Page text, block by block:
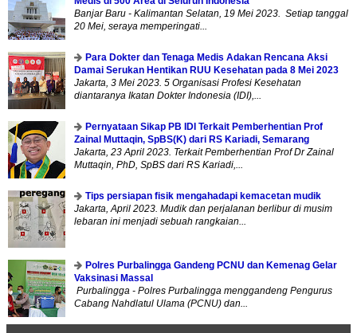
Banjar Baru - Kalimantan Selatan, 19 Mei 2023. Setiap tanggal
20 Mei, seraya memperingati...
Para Dokter dan Tenaga Medis Adakan Rencana Aksi
Damai Serukan Hentikan RUU Kesehatan pada 8 Mei 2023
Jakarta, 3 Mei 2023. 5 Organisasi Profesi Kesehatan
diantaranya Ikatan Dokter Indonesia (IDI),...
Pernyataan Sikap PB IDI Terkait Pemberhentian Prof
Zainal Muttaqin, SpBS(K) dari RS Kariadi, Semarang
Jakarta, 23 April 2023. Terkait Pemberhentian Prof Dr Zainal
Muttaqin, PhD, SpBS dari RS Kariadi,...
Tips persiapan fisik mengahadapi kemacetan mudik
Jakarta, April 2023. Mudik dan perjalanan berlibur di musim
lebaran ini menjadi sebuah rangkaian...
Polres Purbalingga Gandeng PCNU dan Kemenag Gelar
Vaksinasi Massal
Purbalingga - Polres Purbalingga menggandeng Pengurus
Cabang Nahdlatul Ulama (PCNU) dan...